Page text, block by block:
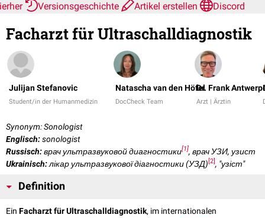
Versionsgeschichte Artikel erstellen Discord
Facharzt für Ultraschalldiagnostik
Julijan Stefanovic
Student/in der Humanmedizin
Natascha van den Höfel
DocCheck Team
Dr. Frank
Arzt | Ärztin
Synonym: Sonologist
Englisch:sonologist
Russisch:врач ультразвуковой диагностики[1], врач УЗИ, узист
Ukrainisch:лікар ультразвукової діагностики (УЗД) 2 , "узіст"
Definition
Ein Facharzt für Ultraschalldiagnostik, im internationalen